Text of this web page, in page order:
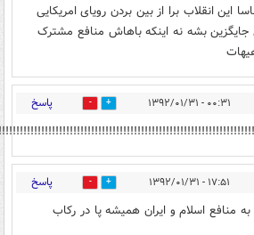
این انقلاب برا از بین بردن رویای امریکایی
بشه نه اینکه باهاش منافع مشترک
۰۰:۳۱ - ۱۳۹۲/۰۱/۳۱ 0 پاسخ
۱۷:۵۱ - ۱۳۹۲/۰۱/۳۱ 0 پاسخ
منافع اسلام و ایران همیشه پا در رکاب